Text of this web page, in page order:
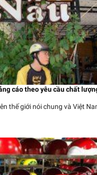
cáo theo yêu cầu chất
thế giới nói chung và Việt